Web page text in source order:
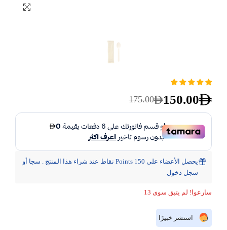
175.00 150.00
يحصل الأعضاء على 150 Points نقاط عند شراء هذا المنتج . سجا أو
سجل دخول
سارعوا! لم يتبق سوى 13
استشر خبيرًا